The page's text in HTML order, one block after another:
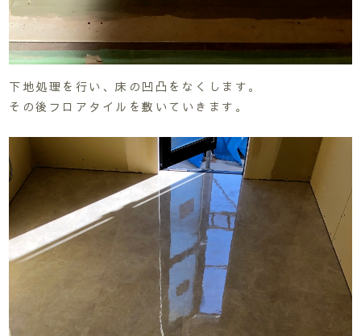
下地処理を行い、床の凹凸をなくします。
その後フロアタイルを敷いていきます。